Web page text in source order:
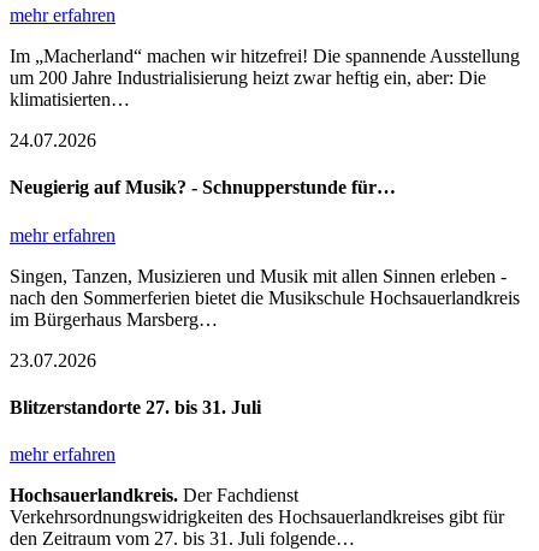
mehr erfahren
Im „Macherland“ machen wir hitzefrei! Die spannende Ausstellung
um 200 Jahre Industrialisierung heizt zwar heftig ein, aber: Die
klimatisierten…
24.07.2026
Neugierig auf Musik? - Schnupperstunde für…
mehr erfahren
Singen, Tanzen, Musizieren und Musik mit allen Sinnen erleben -
nach den Sommerferien bietet die Musikschule Hochsauerlandkreis
im Bürgerhaus Marsberg…
23.07.2026
Blitzerstandorte 27. bis 31. Juli
mehr erfahren
Hochsauerlandkreis. Der Fachdienst
Verkehrsordnungswidrigkeiten des Hochsauerlandkreises gibt für
den Zeitraum vom 27. bis 31. Juli folgende…